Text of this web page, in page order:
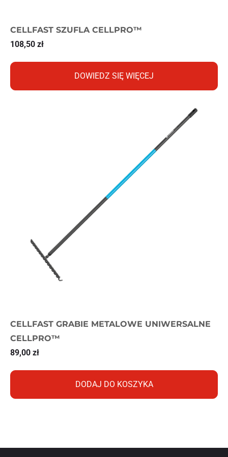
CELLFAST SZUFLA CELLPRO™
108,50 zł
DOWIEDZ SIĘ WIĘCEJ
CELLFAST GRABIE METALOWE UNIWERSALNE
CELLPRO™
89,00 zł
DODAJ DO KOSZYKA